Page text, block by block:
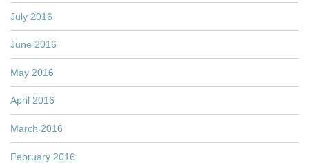
July 2016
June 2016
May 2016
April 2016
March 2016
February 2016